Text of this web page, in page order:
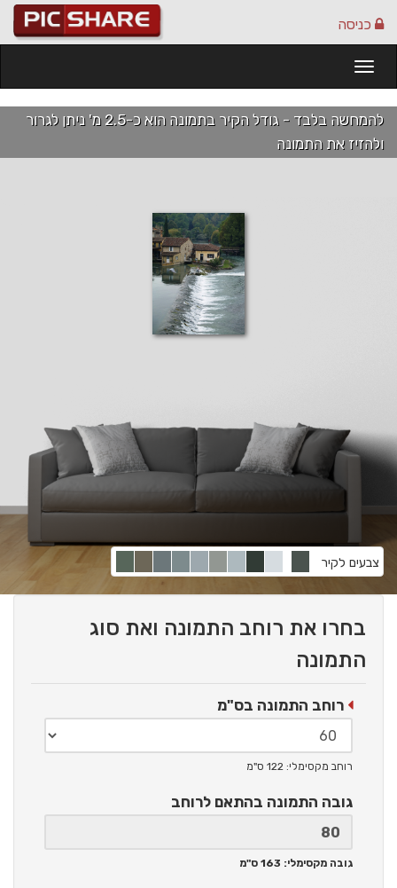
כניסה
להמחשה בלבד - גודל הקיר בתמונה הוא כ-2.5 מ' ניתן לגרור
ולהזיז את התמונה
צבעים לקיר
בחרו את רוחב התמונה ואת סוג
התמונה
רוחב התמונה בס"מ
רוחב מקסימלי: 122 ס"מ
גובה התמונה בהתאם לרוחב
גובה מקסימלי: 163 ס"מ